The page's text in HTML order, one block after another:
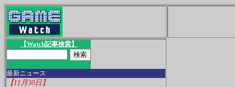
【Watch記事検索】
最新ニュース
【11月30日】